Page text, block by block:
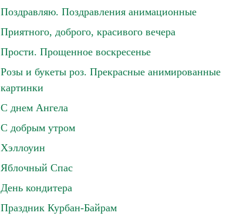
Поздравляю. Поздравления анимационные
Приятного, доброго, красивого вечера
Прости. Прощенное воскресенье
Розы и букеты роз. Прекрасные анимированные
картинки
С днем Ангела
С добрым утром
Хэллоуин
Яблочный Спас
День кондитера
Праздник Курбан-Байрам